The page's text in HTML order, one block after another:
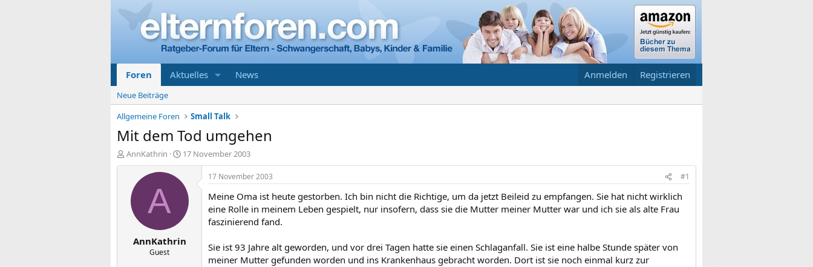
Foren Aktuelles News Anmelden Registrieren
Neue Beiträge
Allgemeine Foren
Small Talk
Mit dem Tod umgehen
E
r
AnnKathrin
E
r
t
l
a
17 November 2003
A
AnnKathrin
Guest
17 November 2003 #1
Meine Oma ist heute gestorben. Ich bin nicht die Richtige, um da jetzt Beileid zu empfangen. Sie hat nicht wirklich
eine Rolle in meinem Leben gespielt, nur insofern, dass sie die Mutter meiner Mutter war und ich sie als alte Frau
faszinierend fand.
Sie ist 93 Jahre alt geworden, und vor drei Tagen hatte sie einen Schlaganfall. Sie ist eine halbe Stunde später von
meiner Mutter gefunden worden und ins Krankenhaus gebracht worden. Dort ist sie noch einmal kurz zur